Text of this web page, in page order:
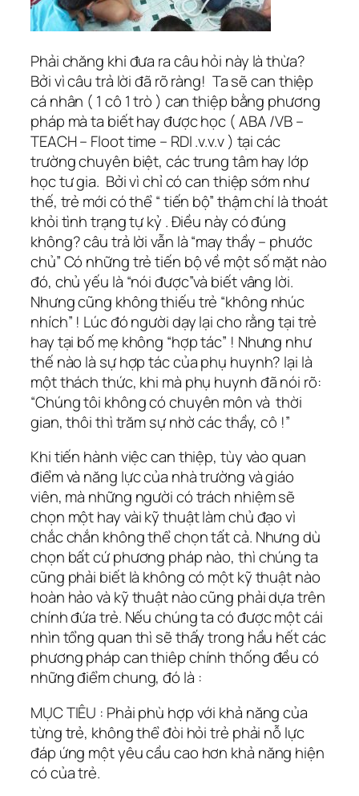
Phải chăng khi đưa ra câu hỏi này là thừa?
Bởi vì câu trả lời đã rõ ràng! Ta sẽ can thiệp
cá nhân ( 1 cô 1 trò ) can thiệp bằng phương
pháp mà ta biết hay được học ( ABA /VB –
TEACH – Floot time – RDI .v.v.v ) tại các
trường chuyên biệt, các trung tâm hay lớp
học tư gia. Bởi vì chỉ có can thiệp sớm như
thế, trẻ mới có thể “ tiến bộ” thậm chí là thoát
khỏi tình trạng tự kỷ . Điều này có đúng
không? câu trả lời vẫn là “may thầy – phước
chủ” Có những trẻ tiến bộ về một số mặt nào
đó, chủ yếu là “nói được”và biết vâng lời.
Nhưng cũng không thiếu trẻ “không nhúc
nhích” ! Lúc đó người dạy lại cho rằng tại trẻ
hay tại bố mẹ không “hợp tác” ! Nhưng như
thế nào là sự hợp tác của phụ huynh? lại là
một thách thức, khi mà phụ huynh đã nói rõ:
“Chúng tôi không có chuyên môn và thời
gian, thôi thì trăm sự nhờ các thầy, cô !”
Khi tiến hành việc can thiệp, tùy vào quan
điểm và năng lực của nhà trường và giáo
viên, mà những người có trách nhiệm sẽ
chọn một hay vài kỹ thuật làm chủ đạo vì
chắc chắn không thể chọn tất cả. Nhưng dù
chọn bất cứ phương pháp nào, thì chúng ta
cũng phải biết là không có một kỹ thuật nào
hoàn hảo và kỹ thuật nào cũng phải dựa trên
chính đứa trẻ. Nếu chúng ta có được một cái
nhìn tổng quan thì sẽ thấy trong hầu hết các
phương pháp can thiêp chính thống đều có
những điểm chung, đó là :
MỤC TIÊU : Phải phù hợp với khả năng của
từng trẻ, không thể đòi hỏi trẻ phải nỗ lực
đáp ứng một yêu cầu cao hơn khả năng hiện
có của trẻ.